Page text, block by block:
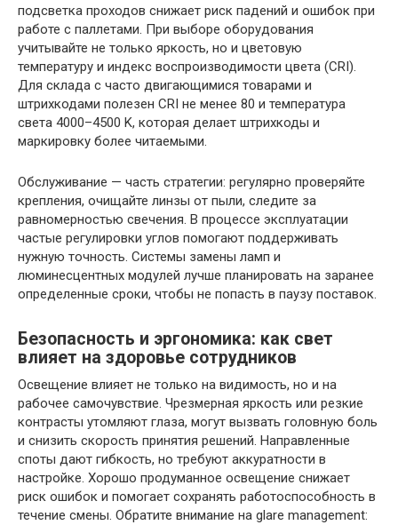
подсветка проходов снижает риск падений и ошибок при
работе с паллетами. При выборе оборудования
учитывайте не только яркость, но и цветовую
температуру и индекс воспроизводимости цвета (CRI).
Для склада с часто двигающимися товарами и
штрихкодами полезен CRI не менее 80 и температура
света 4000–4500 K, которая делает штрихкоды и
маркировку более читаемыми.
Обслуживание — часть стратегии: регулярно проверяйте
крепления, очищайте линзы от пыли, следите за
равномерностью свечения. В процессе эксплуатации
частые регулировки углов помогают поддерживать
нужную точность. Системы замены ламп и
люминесцентных модулей лучше планировать на заранее
определенные сроки, чтобы не попасть в паузу поставок.
Безопасность и эргономика: как свет
влияет на здоровье сотрудников
Освещение влияет не только на видимость, но и на
рабочее самочувствие. Чрезмерная яркость или резкие
контрасты утомляют глаза, могут вызвать головную боль
и снизить скорость принятия решений. Направленные
споты дают гибкость, но требуют аккуратности в
настройке. Хорошо продуманное освещение снижает
риск ошибок и помогает сохранять работоспособность в
течение смены. Обратите внимание на glare management: